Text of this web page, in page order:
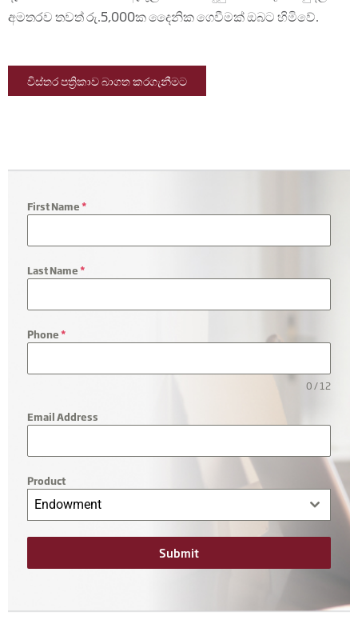
අමතරව තවත් රු.5,000ක දෛනික ගෙවීමක් ඔබට හිමිවේ.
විස්තර පත්‍රිකාව බාගත කරගැනීමට
First Name*
Last Name*
Phone*
0 / 12
Email Address
Product
Endowment
Submit